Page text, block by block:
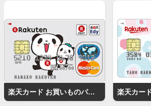
楽天カード お買いものパンダデザイン